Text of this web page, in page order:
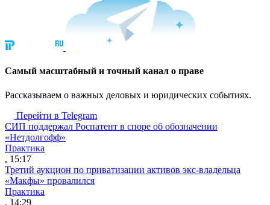
Cамый масштабный и точный канал о праве
Рассказываем о важных деловых и юридических событиях.
Перейти в Telegram
СИП поддержал Роспатент в споре об обозначении
«Нетдолгофф»
Практика
, 15:17
Третий аукцион по приватизации активов экс-владельца
«Макфы» провалился
Практика
, 14:29